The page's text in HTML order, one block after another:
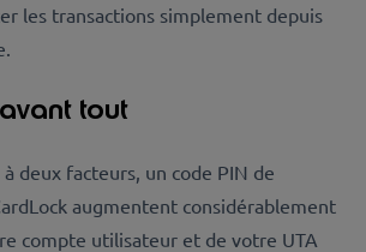
les transactions simplement depuis
tout
deux facteurs, un code PIN de
augmentent considérablement
compte utilisateur et de votre UTA